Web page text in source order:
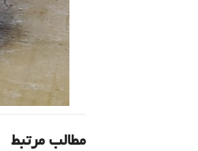
مطالب مرتبط